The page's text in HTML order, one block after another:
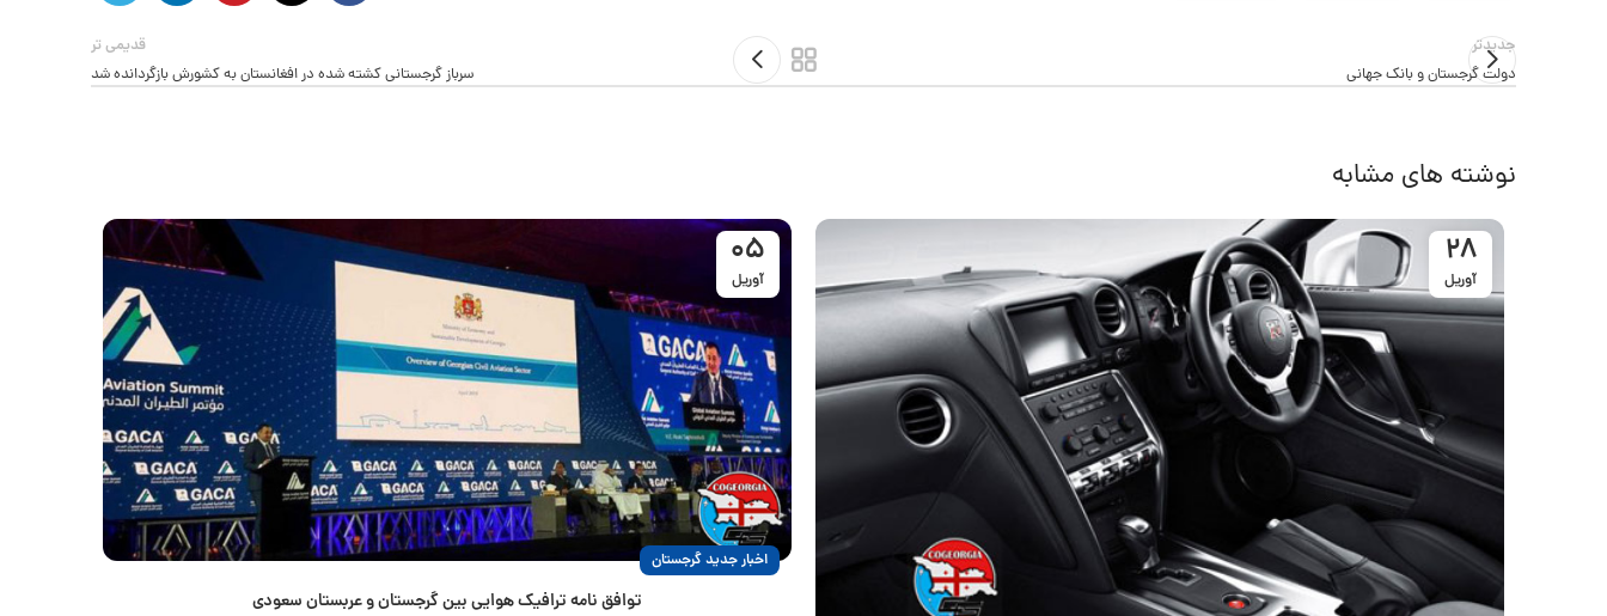
جدیدتر
دولت گرجستان و بانک جهانی
قدیمی تر
سرباز گرجستانی کشته شده در افغانستان به کشورش بازگردانده شد
نوشته های مشابه
28
آوریل
05
آوریل
اخبار جدید گرجستان
توافق نامه ترافیک هوایی بین گرجستان و عربستان سعودی